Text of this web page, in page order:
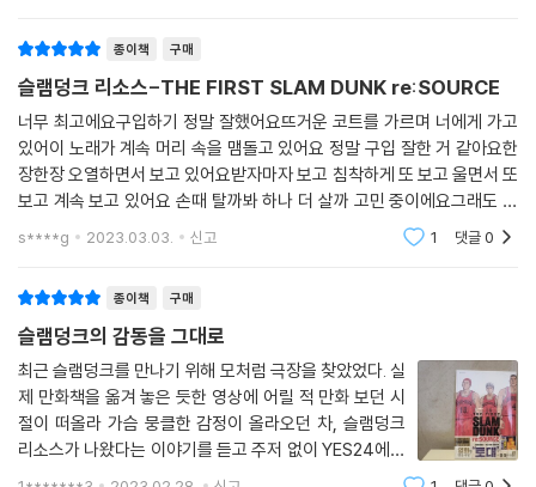
종이책 구매
슬램덩크 리소스-THE FIRST SLAM DUNK re:SOURCE
너무 최고에요구입하기 정말 잘했어요뜨거운 코트를 가르며 너에게 가고
있어이 노래가 계속 머리 속을 맴돌고 있어요 정말 구입 잘한 거 같아요한
장한장 오열하면서 보고 있어요받자마자 보고 침착하게 또 보고 울면서 또
보고 계속 보고 있어요 손때 탈까봐 하나 더 살까 고민 중이에요그래도 아
깝지 않아요다른버전 본편도 살까봐요하... 정대만 사랑해 ㅠㅠㅠㅠ어릴때
부터 지금까지
s****g 2023.03.03. 신고 1 댓글0
종이책 구매
슬램덩크의 감동을 그대로
최근 슬램덩크를 만나기 위해 모처럼 극장을 찾았었다. 실
제 만화책을 옮겨 놓은 듯한 영상에 어릴 적 만화 보던 시
절이 떠올라 가슴 뭉클한 감정이 올라오던 차, 슬램덩크
리소스가 나왔다는 이야기를 듣고 주저 없이 YES24에서
주문했다. 움직이는 이미지가 아닌 멈춰 있는 그림이지